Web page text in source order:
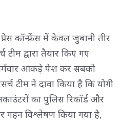
कॉन्फ्रेंस में केवल जुबानी तीर
टीम द्वारा तैयार किए गए
आंकड़े पेश कर सबको
टीम ने दावा किया है कि योगी
का पुलिस रिकॉर्ड और
विश्लेषण किया गया है,